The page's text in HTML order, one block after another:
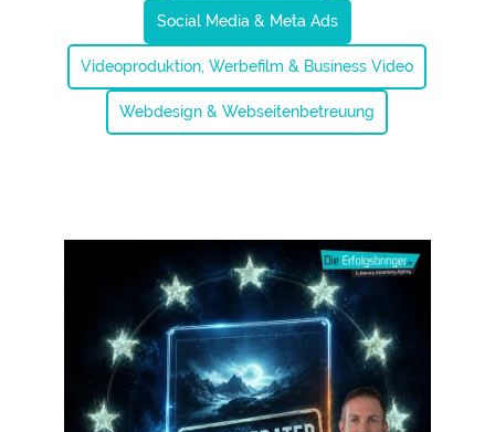
Social Media & Meta Ads
Videoproduktion, Werbefilm & Business Video
Webdesign & Webseitenbetreuung